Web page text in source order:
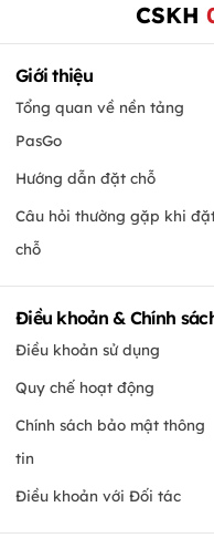
CSKH
Giới thiệu
Tổng quan về nền tảng
PasGo
Hướng dẫn đặt chỗ
Câu hỏi thường gặp khi
chỗ
Điều khoản & Chính
Điều khoản sử dụng
Quy chế hoạt động
Chính sách bảo mật thông
tin
Điều khoản với Đối tác